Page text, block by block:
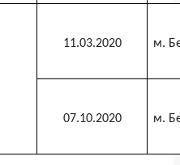
11.03.2020 м.
07.10.2020 м.